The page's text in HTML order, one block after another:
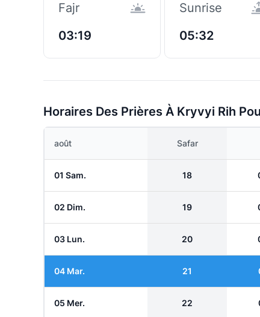
Fajr
03:19
Sunrise
05:32
Horaires Des Prières À Kryvyi Rih
août Safar
01 Sam. 18
02 Dim. 19
03 Lun. 20
04 Mar. 21
05 Mer. 22